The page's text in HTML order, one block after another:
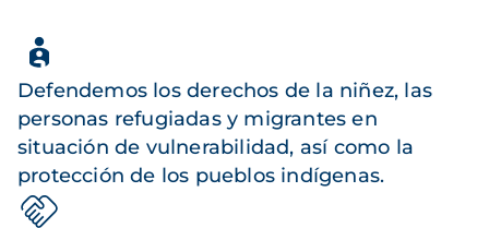
Defendemos los derechos de la niñez, las
personas refugiadas y migrantes en
situación de vulnerabilidad, así como la
protección de los pueblos indígenas.